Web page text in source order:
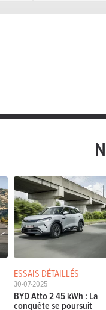
ESSAIS DÉTAILLÉS
30-07-2025
BYD Atto 2 45 kWh : La
conquête se poursuit